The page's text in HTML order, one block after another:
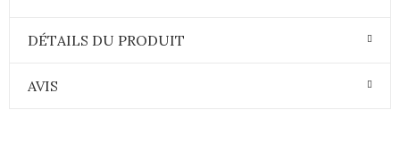
DÉTAILS DU PRODUIT
AVIS